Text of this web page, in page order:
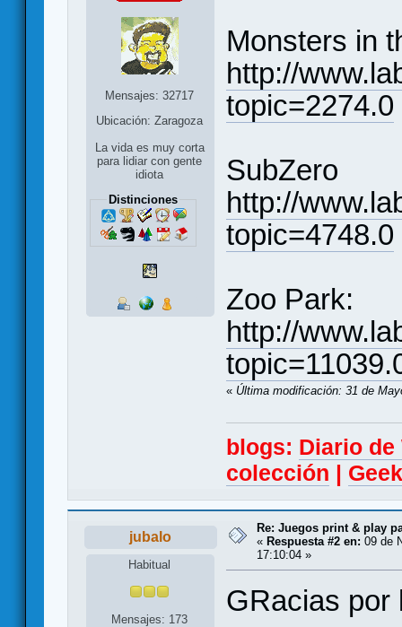
Mensajes: 32717
Ubicación: Zaragoza
La vida es muy corta
para lidiar con gente
idiota
Distinciones
Monsters in
http://
topic=2274.0
SubZero
http://
topic=4748.0
Zoo Park:
http://
« Última modificación: 31 de
blogs: Diario
colección |
jubalo
Habitual
Mensajes: 173
Re: Juegos print & play
« Respuesta #2 en: 09 de
17:10:04 »
GRacias por